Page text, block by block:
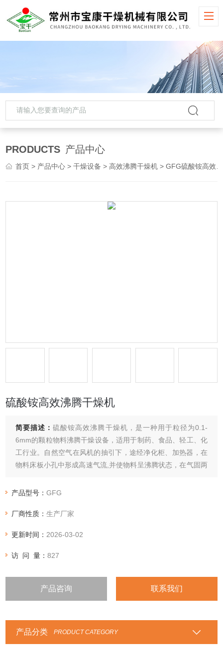
PRODUCTS 产品中心
首页 > 产品中心 >干燥设备 >高效沸腾干燥机 > GFG硫酸铵高效沸腾干燥机
硫酸铵高效沸腾干燥机
简要描述：硫酸铵高效沸腾干燥机，是一种用于粒径为0.1-
6mm的颗粒物料沸腾干燥设备，适用于制药、食品、轻工、化
工行业。自然空气在风机的抽引下，途经净化柜、加热器，在
物料床板小孔中形成高速气流,并使物料呈沸腾状态，在气固两
产品型号：GFG
厂商性质：生产厂家
更新时间： 2026-03-02
访 问 量：827
产品咨询 联系我们
产品分类 PRODUCT CATEGORY